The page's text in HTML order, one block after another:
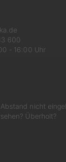
600
- 16:00 Uhr
nicht
Überholt?